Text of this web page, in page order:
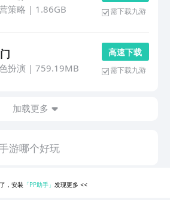
策略 | 1.86GB 需下载九游
扮演 | 759.19MB
高 速 下 载
需下载九游
加载更多
游哪个好玩
，安装 「PP助手」 发现更多<<